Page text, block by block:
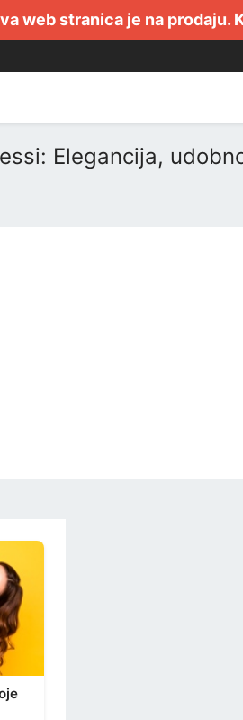
web stranica je na prodaju.
Elegancija,